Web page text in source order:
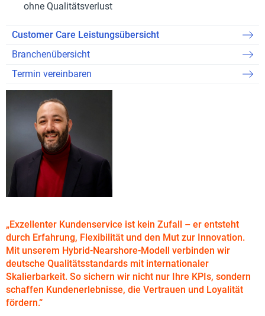
ohne Qualitätsverlust
Customer Care Leistungsübersicht
Branchenübersicht
Termin vereinbaren
„Exzellenter Kundenservice ist kein Zufall – er entsteht
durch Erfahrung, Flexibilität und den Mut zur Innovation.
Mit unserem Hybrid-Nearshore-Modell verbinden wir
deutsche Qualitätsstandards mit internationaler
Skalierbarkeit. So sichern wir nicht nur Ihre KPIs, sondern
schaffen Kundenerlebnisse, die Vertrauen und Loyalität
fördern.“